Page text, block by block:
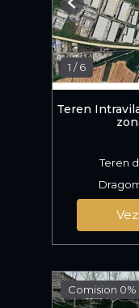
1 /6
Previous
Teren
Teren
Comision 0%